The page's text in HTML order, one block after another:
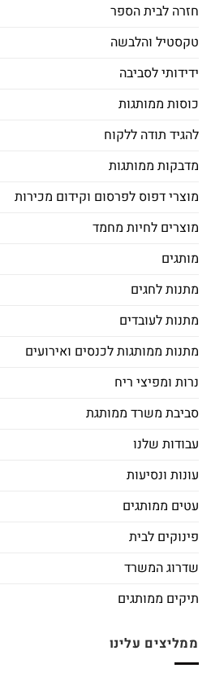
חזרה לבית הספר
טקסטיל והלבשה
ידידותי לסביבה
כוסות ממותגות
להגיד תודה ללקוח
מדבקות ממותגות
מוצרי דפוס לפרסום וקידום מכירות
מוצרים לחיות מחמד
מותגים
מתנות לחגים
מתנות לעובדים
מתנות ממותגות לכנסים ואירועים
נרות ומפיצי ריח
סביבת משרד ממותגת
עבודות שלנו
עונות ונסיעות
עטים ממותגים
פינוקים לבית
שדרוג המשרד
תיקים ממותגים
ממליצים עלינו